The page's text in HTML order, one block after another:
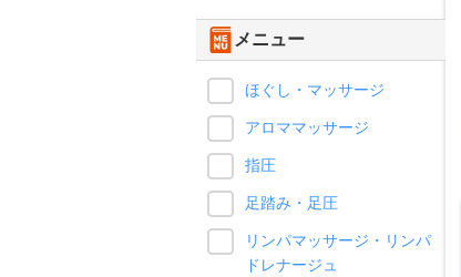
メニュー
ほぐし・マッサージ
アロママッサージ
指圧
足踏み・足圧
リンパマッサージ・リンパ
ドレナージュ